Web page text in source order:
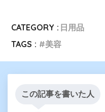
CATEGORY : 日用品
TAGS :
美容
この記事を書いた人